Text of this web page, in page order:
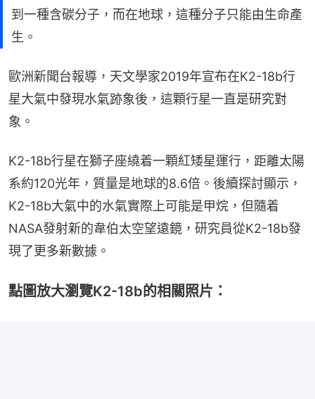
到一種含碳分子，而在地球，這種分子只能由生命產
生。
歐洲新聞台報導，天文學家2019年宣布在K2-18b行
星大氣中發現水氣跡象後，這顆行星一直是研究對
象。
K2-18b行星在獅子座繞着一顆紅矮星運行，距離太陽
系約120光年，質量是地球的8.6倍。後續探討顯示，
K2-18b大氣中的水氣實際上可能是甲烷，但隨着
NASA發射新的韋伯太空望遠鏡，研究員從K2-18b發
現了更多新數據。
點圖放大瀏覽K2-18b的相關照片：